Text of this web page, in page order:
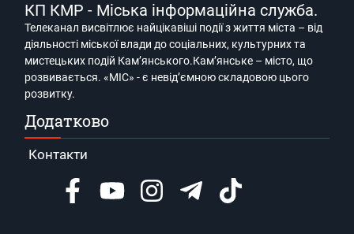
КП КМР - Міська інформаційна служба.
Телеканал висвітлює найцікавіші події з життя міста – від
діяльності міської влади до соціальних, культурних та
мистецьких подій Кам’янського.Кам’янське – місто, що
розвивається. «МІС» - є невід’ємною складовою цього
розвитку.
Додатково
Контакти